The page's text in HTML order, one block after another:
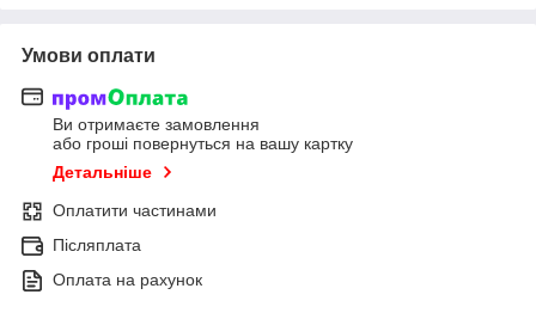
Умови оплати
Ви отримаєте замовлення
або гроші повернуться на вашу картку
Детальніше
Оплатити частинами
Післяплата
Оплата на рахунок